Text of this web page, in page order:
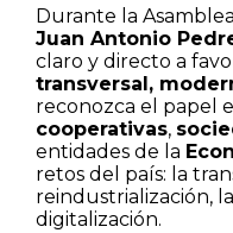
Durante la
Juan Antonio
claro y directo a
transversal,
reconozca el papel
cooperativas,
entidades de la
retos del país: la
reindustrialización,
digitalización.